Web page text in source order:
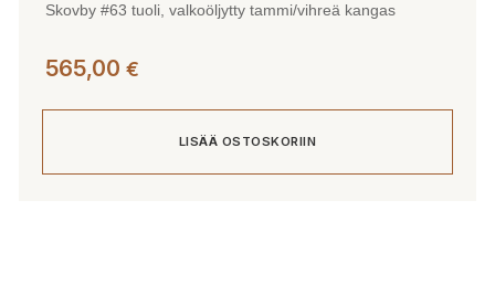
Skovby #63 tuoli, valkoöljytty tammi/vihreä kangas
565,00 €
LISÄÄ OSTOSKORIIN